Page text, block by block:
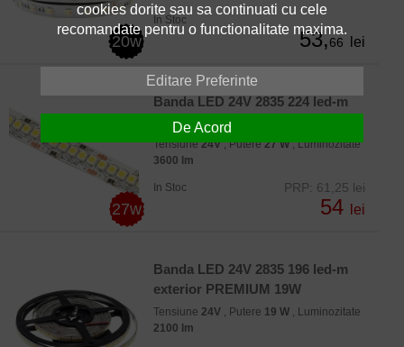
20w
In Stoc
53,66 lei
27w
Banda LED 24V 2835 224 led-m
interior PREMIUM 27W
Tensiune24V, Putere27 W, Luminozitate
3600 lm
In Stoc PRP: 61,25 lei
54 lei
Banda LED 24V 2835 196 led-m
exterior PREMIUM 19W
Tensiune 24V , Putere 19 W , Luminozitate
2100 lm
cookies dorite sau sa continuati cu cele
recomandate pentru o functionalitate maxima.
Editare Preferinte
De Acord